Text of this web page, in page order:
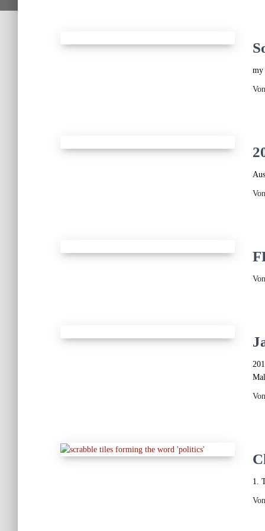
my
Von
Von
Von
Von
1.
Von